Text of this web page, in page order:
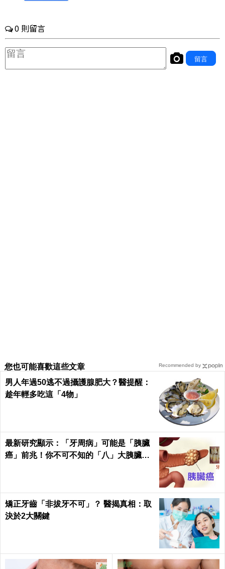
您也可能喜歡這些文章
男人年過50逃不過攝護腺肥大？醫提醒：
趁年輕多吃這「4物」
最新研究顯示：「牙周病」可能是「胰臟
癌」前兆！你不可不知的「八」大胰臟癌
矯正牙齒「非拔牙不可」？ 醫揭真相：取
決於2大關鍵
Recommended by